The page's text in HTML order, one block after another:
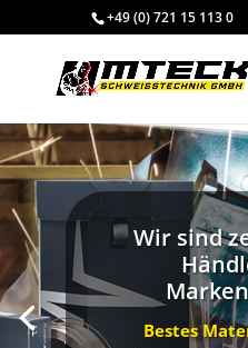
+49 (0) 721 15 113 0
Wir sind
Bestes